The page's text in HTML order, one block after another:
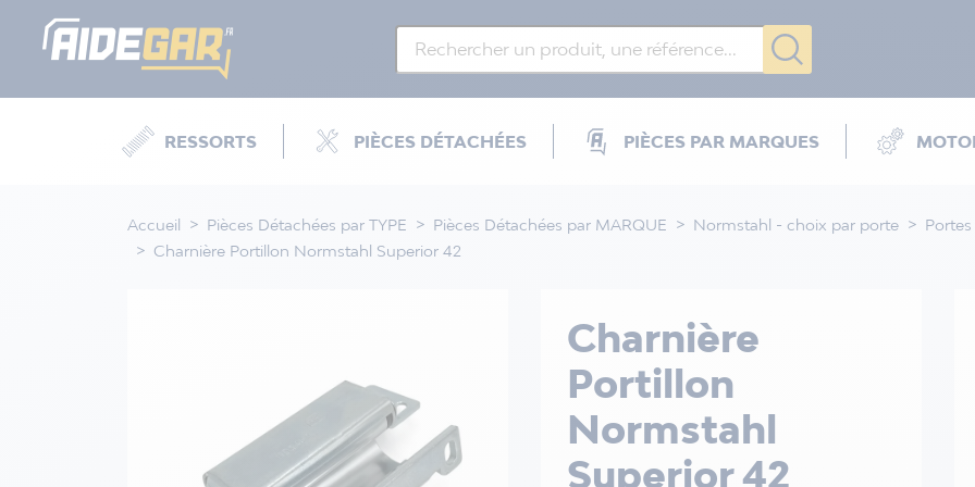
RESSORTS PIÈCES DÉTACHÉES PIÈCES PAR MARQUES
Accueil Pièces Détachées par TYPE Pièces Détachées par MARQUE Normstahl - choix par porte
Charnière Portillon Normstahl Superior 42
Charnière
Portillon
Normstahl
Superior 42